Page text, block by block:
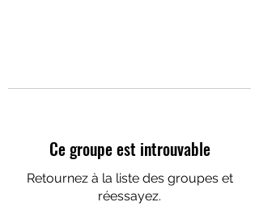
Ce groupe est introuvable
Retournez à la liste des groupes et
réessayez.